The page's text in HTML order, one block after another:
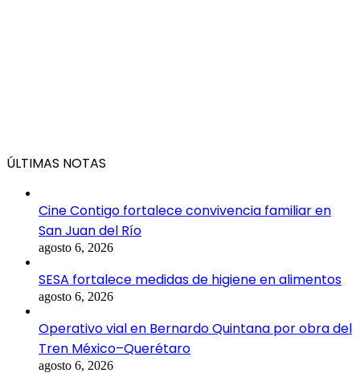
ÚLTIMAS NOTAS
Cine Contigo fortalece convivencia familiar en
San Juan del Río
agosto 6, 2026
SESA fortalece medidas de higiene en alimentos
agosto 6, 2026
Operativo vial en Bernardo Quintana por obra del
Tren México–Querétaro
agosto 6, 2026